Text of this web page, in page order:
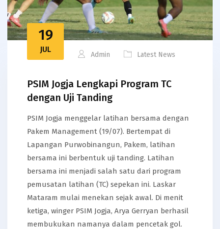
19
JUL
Admin Latest News
PSIM Jogja Lengkapi Program TC
dengan Uji Tanding
PSIM Jogja menggelar latihan bersama dengan
Pakem Management (19/07). Bertempat di
Lapangan Purwobinangun, Pakem, latihan
bersama ini berbentuk uji tanding. Latihan
bersama ini menjadi salah satu dari program
pemusatan latihan (TC) sepekan ini. Laskar
Mataram mulai menekan sejak awal. Di menit
ketiga, winger PSIM Jogja, Arya Gerryan berhasil
membukukan namanya dalam pencetak gol.